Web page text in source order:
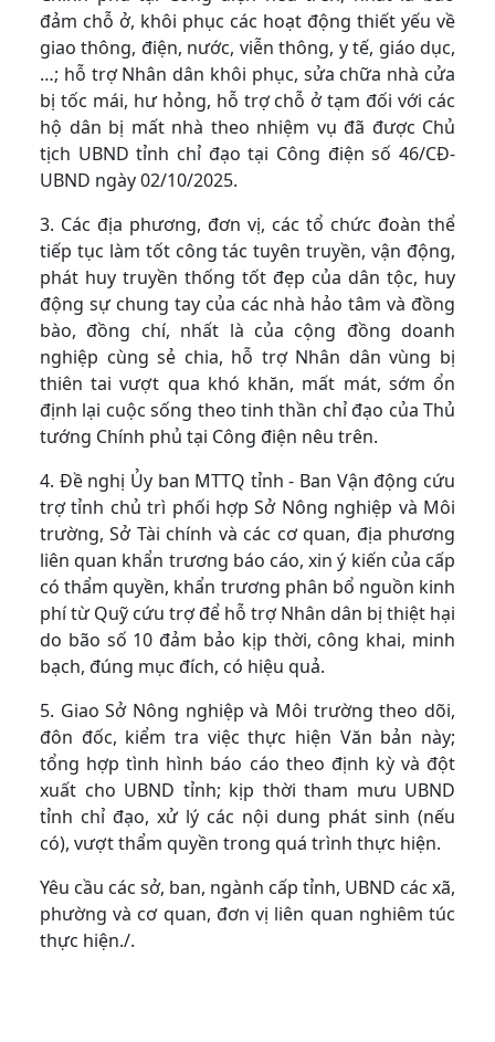
đảm chỗ ở, khôi phục các hoạt động thiết yếu về
giao thông, điện, nước, viễn thông, y tế, giáo dục,
…; hỗ trợ Nhân dân khôi phục, sửa chữa nhà cửa
bị tốc mái, hư hỏng, hỗ trợ chỗ ở tạm đối với các
hộ dân bị mất nhà theo nhiệm vụ đã được Chủ
tịch UBND tỉnh chỉ đạo tại Công điện số 46/CĐ-
UBND ngày 02/10/2025.
3. Các địa phương, đơn vị, các tổ chức đoàn thể
tiếp tục làm tốt công tác tuyên truyền, vận động,
phát huy truyền thống tốt đẹp của dân tộc, huy
động sự chung tay của các nhà hảo tâm và đồng
bào, đồng chí, nhất là của cộng đồng doanh
nghiệp cùng sẻ chia, hỗ trợ Nhân dân vùng bị
thiên tai vượt qua khó khăn, mất mát, sớm ổn
định lại cuộc sống theo tinh thần chỉ đạo của Thủ
tướng Chính phủ tại Công điện nêu trên.
4. Đề nghị Ủy ban MTTQ tỉnh - Ban Vận động cứu
trợ tỉnh chủ trì phối hợp Sở Nông nghiệp và Môi
trường, Sở Tài chính và các cơ quan, địa phương
liên quan khẩn trương báo cáo, xin ý kiến của cấp
có thẩm quyền, khẩn trương phân bổ nguồn kinh
phí từ Quỹ cứu trợ để hỗ trợ Nhân dân bị thiệt hại
do bão số 10 đảm bảo kịp thời, công khai, minh
bạch, đúng mục đích, có hiệu quả.
5. Giao Sở Nông nghiệp và Môi trường theo dõi,
đôn đốc, kiểm tra việc thực hiện Văn bản này;
tổng hợp tình hình báo cáo theo định kỳ và đột
xuất cho UBND tỉnh; kịp thời tham mưu UBND
tỉnh chỉ đạo, xử lý các nội dung phát sinh (nếu
có), vượt thẩm quyền trong quá trình thực hiện.
Yêu cầu các sở, ban, ngành cấp tỉnh, UBND các xã,
phường và cơ quan, đơn vị liên quan nghiêm túc
thực hiện./.